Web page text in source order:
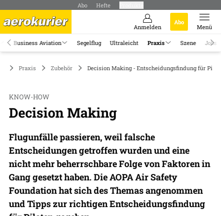
Abo Hefte
Anmelden
Abo
Menü
Business Aviation Segelflug Ultraleicht Praxis Szene Jobs
Praxis Zubehör Decision Making - Entscheidungsfindung für
KNOW-HOW
Decision Making
Flugunfälle passieren, weil falsche
Entscheidungen getroffen wurden und eine
nicht mehr beherrschbare Folge von Faktoren in
Gang gesetzt haben. Die AOPA Air Safety
Foundation hat sich des Themas angenommen
und Tipps zur richtigen Entscheidungsfindung